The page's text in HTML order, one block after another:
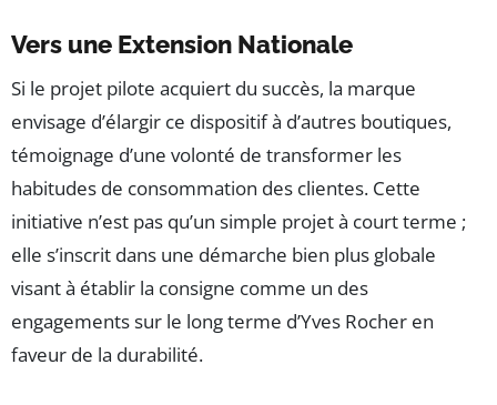
Vers une Extension Nationale
Si le projet pilote acquiert du succès, la marque
envisage d’élargir ce dispositif à d’autres boutiques,
témoignage d’une volonté de transformer les
habitudes de consommation des clientes. Cette
initiative n’est pas qu’un simple projet à court terme ;
elle s’inscrit dans une démarche bien plus globale
visant à établir la consigne comme un des
engagements sur le long terme d’Yves Rocher en
faveur de la durabilité.